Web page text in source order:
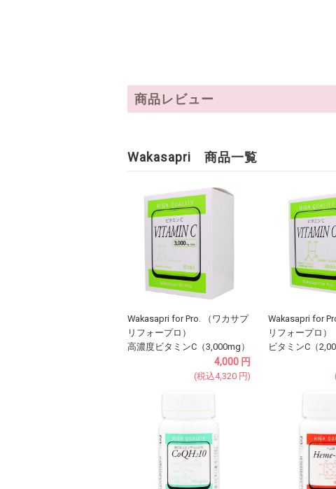
商品レビュー
Wakasapri 商品一覧
Wakasapri for Pro. （ワカサプ
リフォープロ）
高濃度ビタミンC（3,000mg）
4,000 円
(税込4,320 円)
Wakasapri for
リフォープロ）
ビタミンC（